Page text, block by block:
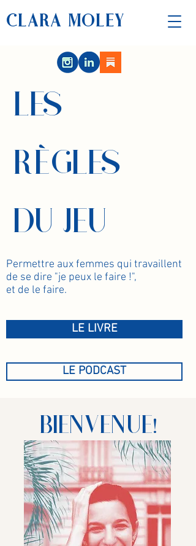
CLARA MOLEY
LES
RÈGLES
DU JEU
Permettre aux femmes qui travaillent
de se dire "je peux le faire !",
et de le faire.
LE LIVRE
LE PODCAST
BIENVENUE!